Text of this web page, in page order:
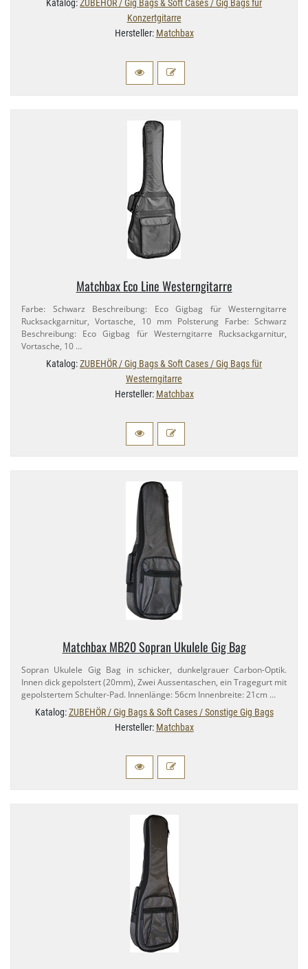
Katalog:ZUBEHÖR / Gig Bags & Soft Cases / Gig Bags für
Konzertgitarre
Hersteller: Matchbax
Matchbax Eco Line Westerngitarre
Farbe: Schwarz Beschreibung: Eco Gigbag für Westerngitarre
Rucksackgarnitur, Vortasche, 10 mm Polsterung Farbe: Schwarz
Beschreibung: Eco Gigbag für Westerngitarre Rucksackgarnitur,
Vortasche, 10 …
Katalog:ZUBEHÖR / Gig Bags & Soft Cases / Gig Bags für
Westerngitarre
Hersteller: Matchbax
Matchbax MB20 Sopran Ukulele Gig Bag
Sopran Ukulele Gig Bag in schicker, dunkelgrauer Carbon-​Optik.
Innen dick gepolstert (20mm), Zwei Aussentaschen, ein Tragegurt mit
gepolstertem Schulter-​Pad. Innenlänge: 56cm Innenbreite: 21cm …
Katalog:ZUBEHÖR / Gig Bags & Soft Cases / Sonstige Gig Bags
Hersteller: Matchbax